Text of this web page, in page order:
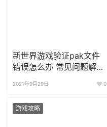
新世界游戏验证pak文件
错误怎么办 常见问题解决
2021年9月29日 0
游戏攻略